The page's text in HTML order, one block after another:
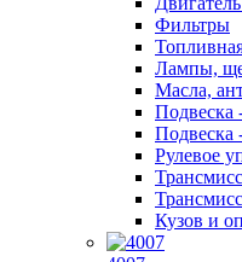
Фильтры
Лампы,
Масла,
Подвеска
Подвеска
Рулевое
Кузов и